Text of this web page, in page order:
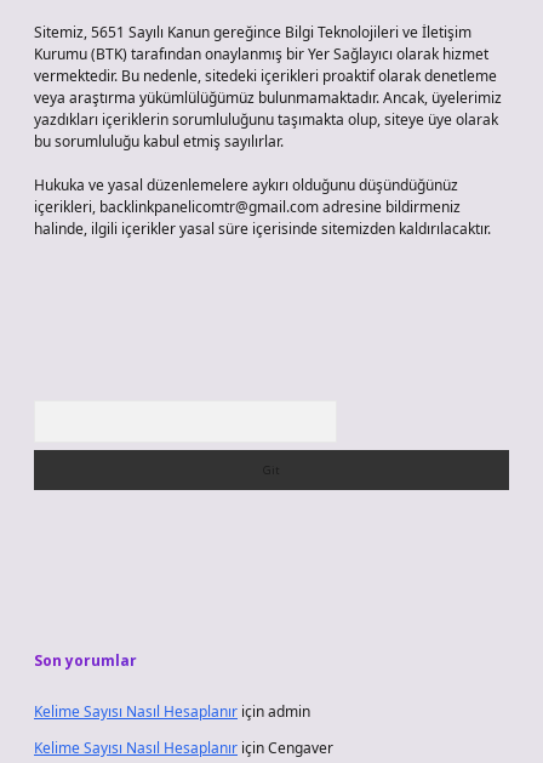
Sitemiz, 5651 Sayılı Kanun gereğince Bilgi Teknolojileri ve İletişim
Kurumu (BTK) tarafından onaylanmış bir Yer Sağlayıcı olarak hizmet
vermektedir. Bu nedenle, sitedeki içerikleri proaktif olarak denetleme
veya araştırma yükümlülüğümüz bulunmamaktadır. Ancak, üyelerimiz
yazdıkları içeriklerin sorumluluğunu taşımakta olup, siteye üye olarak
bu sorumluluğu kabul etmiş sayılırlar.
Hukuka ve yasal düzenlemelere aykırı olduğunu düşündüğünüz
içerikleri, backlinkpanelicomtr@gmail.comadresine bildirmeniz
halinde, ilgili içerikler yasal süre içerisinde sitemizden kaldırılacaktır.
Son yorumlar
Kelime Sayısı Nasıl Hesaplanır içinadmin
Kelime Sayısı Nasıl Hesaplanır içinCengaver